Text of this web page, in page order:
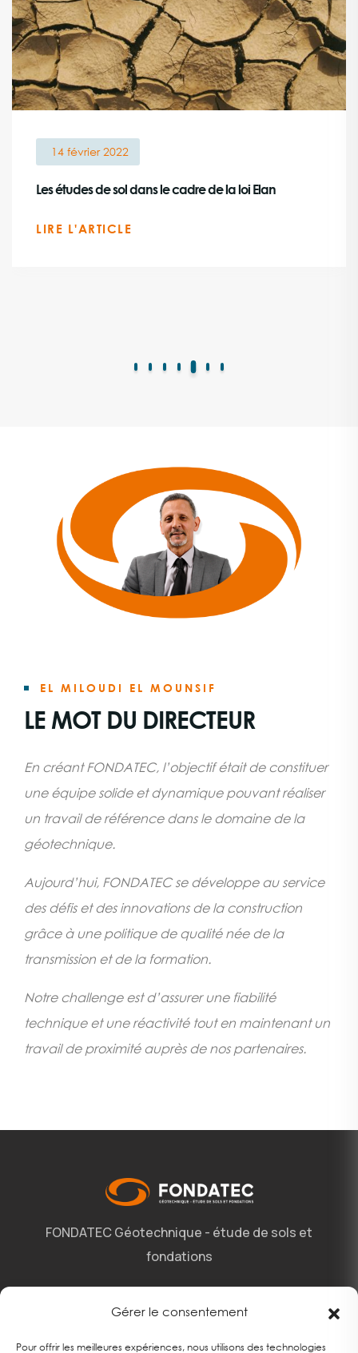
Gérer le consentement
Pour offrir les meilleures expériences, nous utilisons des technologies
14 février 2022
Les études de sol dans le cadre de la loi Elan
LIRE L'ARTICLE
EL MILOUDI EL MOUNSIF
LE MOT DU DIRECTEUR
En créant FONDATEC, l’objectif était de constituer
une équipe solide et dynamique pouvant réaliser
un travail de référence dans le domaine de la
géotechnique.
Aujourd’hui, FONDATEC se développe au service
des défis et des innovations de la construction
grâce à une politique de qualité née de la
transmission et de la formation.
Notre challenge est d’assurer une fiabilité
technique et une réactivité tout en maintenant un
travail de proximité auprès de nos partenaires.
FONDATECGéotechnique - étude de sols et
fondations
Mentions et politiques